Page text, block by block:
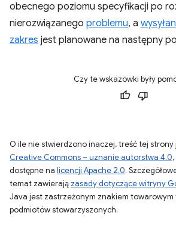
obecnego poziomu specyfikacji po
nierozwiązanego problemu, a
zakres jest planowane na następny
Czy te wskazówki były
O ile nie stwierdzono inaczej, treść tej strony
Creative Commons – uznanie autorstwa 4.0
dostępne na licencji Apache 2.0.
temat zawierają zasady dotyczące witryny
Java jest zastrzeżonym znakiem towarowym
podmiotów stowarzyszonych.